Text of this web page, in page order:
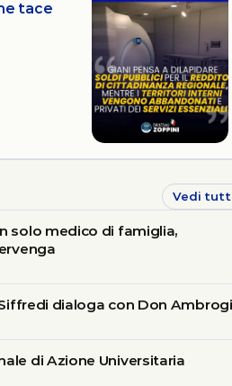
tace
Vedi
solo medico di famiglia,
dialoga con Don
di Azione Universitaria